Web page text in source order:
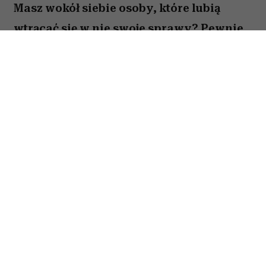
Masz wokół siebie osoby, które lubią
wtrącać się w nie swoje sprawy? Pewnie